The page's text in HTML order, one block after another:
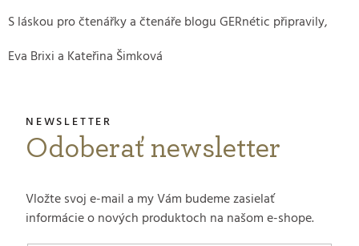
S láskou pro čtenářky a čtenáře blogu GERnétic připravily,
Eva Brixi a Kateřina Šimková
Odoberať newsletter
Vložte svoj e-mail a my Vám budeme zasielať
informácie o nových produktoch na našom e-shope.